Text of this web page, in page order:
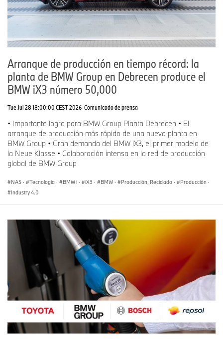
Arranque de producción en tiempo récord: la
planta de BMW Group en Debrecen produce el
BMW iX3 número 50,000
Tue Jul 28 18:00:00 CEST 2026 Comunicado de prensa
• Importante logro para BMW Group Planta Debrecen • El
arranque de producción más rápido de una nueva planta en
BMW Group • Gran demanda del BMW iX3, el primer modelo de
la Neue Klasse • Colaboración intensa en la red de producción
global de BMW Group
NA5 · Tecnología · BMW i · iX3 · BMW · Producción, Reciclado · Producción ·
Industry 4.0